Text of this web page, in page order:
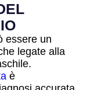
essere un
legate alla
è